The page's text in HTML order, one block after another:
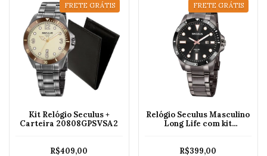
FRETE GRÁTIS
Kit Relógio Seculus +
Carteira 20808GPSVSA2
R$409,00
FRETE GRÁTIS
Relógio Seculus Masculino
Long Life com kit
R$399,00